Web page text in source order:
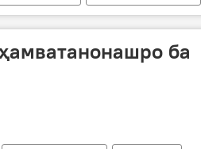
дӯстӣ тарона
ба